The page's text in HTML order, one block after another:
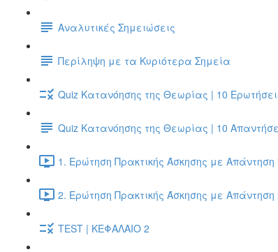
Αναλυτικές Σημειώσεις
Περίληψη με τα Κυριότερα Σημεία
Quiz Κατανόησης της Θεωρίας | 10
Quiz Κατανόησης της Θεωρίας | 10
1. Ερώτηση Πρακτικής Άσκησης με
2. Ερώτηση Πρακτικής Άσκησης με
TEST | ΚΕΦΑΛΑΙΟ 2